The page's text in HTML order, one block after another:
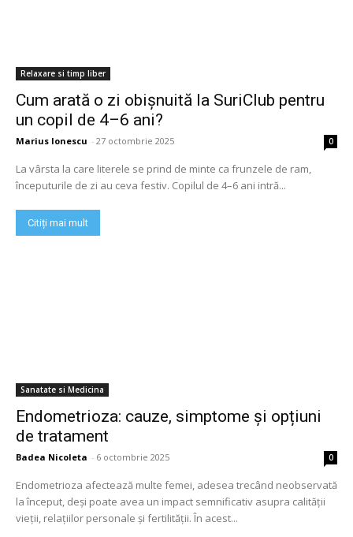
Relaxare si timp liber
Cum arată o zi obișnuită la SuriClub pentru
un copil de 4–6 ani?
Marius Ionescu - 27 octombrie 2025 0
La vârsta la care literele se prind de minte ca frunzele de ram,
începuturile de zi au ceva festiv. Copilul de 4–6 ani intră...
Citiți mai mult
Sanatate si Medicina
Endometrioza: cauze, simptome și opțiuni
de tratament
Badea Nicoleta - 6 octombrie 2025 0
Endometrioza afectează multe femei, adesea trecând neobservată
la început, deși poate avea un impact semnificativ asupra calității
vieții, relațiilor personale și fertilității. În acest...